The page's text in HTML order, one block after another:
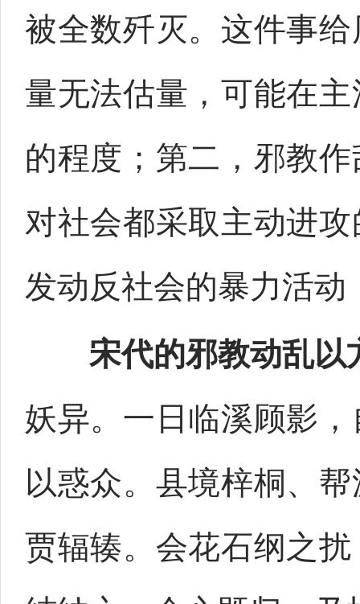
被全数歼灭。这件事
量无法估量，可能在
的程度；第二，邪教
对社会都采取主动进
发动反社会的暴力活
宋代的邪教动乱以
妖异。一日临溪顾影
以惑众。县境梓桐、
贾辐辏。会花石纲之